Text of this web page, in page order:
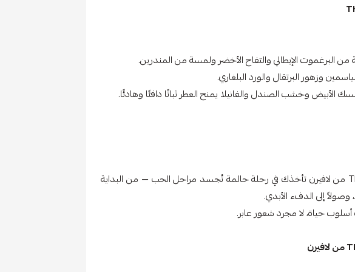
البرغموت الإيطالي والتفاح الأخضر ولمسة من المندرين.
وزهور البرتقال والورد البلغاري.
الأبيض وخشب الصندل والفانيلا يمنح العطر ثباتًا دافئًا وهادئًا.
كل نفحة من The Way of Love من لافيرن تأخذك في رحلة حالمة تُجسد مراحل الحب — من البداية
وصولاً إلى الدفء الأبدي.
حياة، لا مجرد شعور عابر.